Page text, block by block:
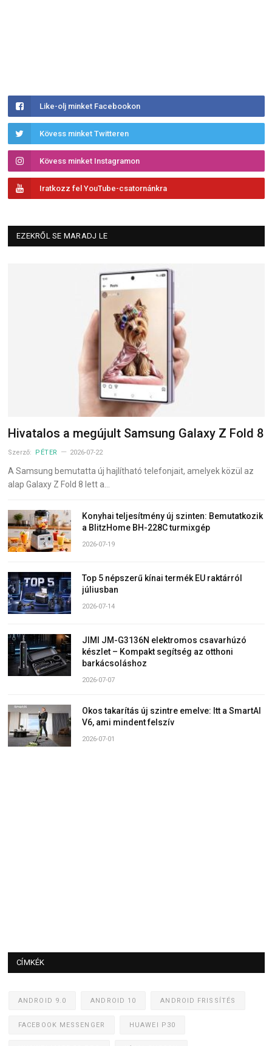
Like-olj minket Facebookon
Kövess minket Twitteren
Kövess minket Instagramon
Iratkozz fel YouTube-csatornánkra
EZEKRŐL SE MARADJ LE
Hivatalos a megújult Samsung Galaxy Z Fold 8
Szerző: PÉTER 2026-07-22
A Samsung bemutatta új hajlítható telefonjait, amelyek közül az
alap Galaxy Z Fold 8 lett a…
Konyhai teljesítmény új szinten: Bemutatkozik
a BlitzHome BH-228C turmixgép
2026-07-19
Top 5 népszerű kínai termék EU raktárról
júliusban
2026-07-14
JIMI JM-G3136N elektromos csavarhúzó
készlet – Kompakt segítség az otthoni
barkácsoláshoz
2026-07-07
Okos takarítás új szintre emelve: Itt a SmartAI
V6, ami mindent felszív
2026-07-01
CÍMKÉK
ANDROID 9.0 ANDROID 10 ANDROID FRISSÍTÉS
FACEBOOK MESSENGER HUAWEI P30